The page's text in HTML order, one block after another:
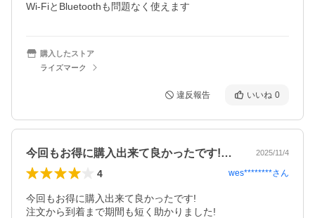
Wi-FiとBluetoothも問題なく使えます
購入したストア
ライズマーク
違反報告 いいね 0
今回もお得に購入出来て良かったです!注… 2025/11/4
4 wes********さん
今回もお得に購入出来て良かったです!
注文から到着まで期間も短く助かりました!